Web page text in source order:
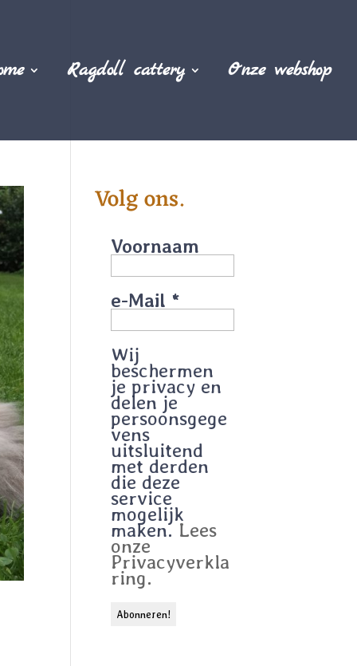
Ragdoll cattery Onze webshop
Volg ons.
Voornaam
e-Mail *
Wij
beschermen
je privacy en
delen je
persoonsgege
vens
uitsluitend
met derden
die deze
service
mogelijk
maken. Lees
onze
Privacyverkla
ring.